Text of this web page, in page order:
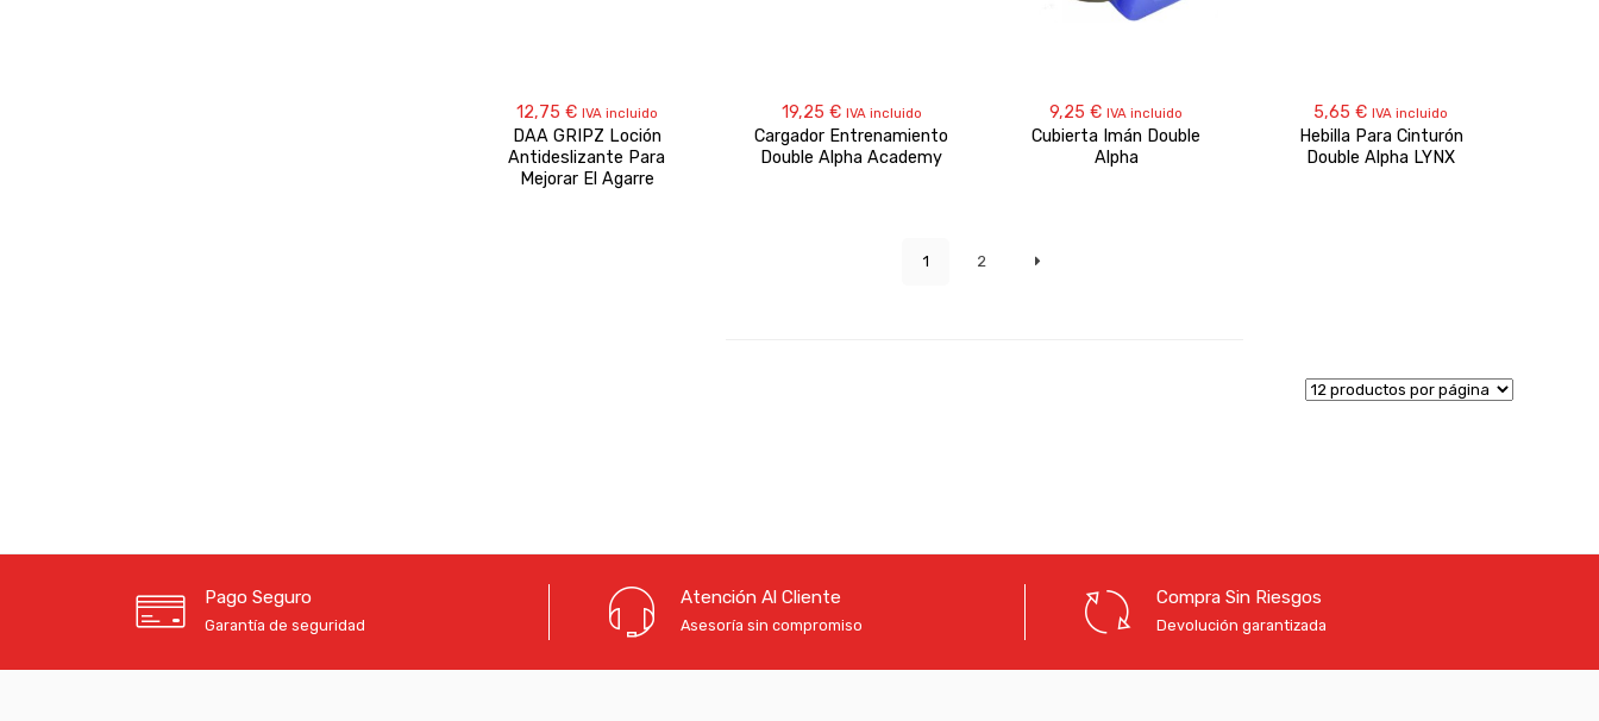
12,75 € IVA incluido
DAA GRIPZ Loción
Antideslizante Para
Mejorar El Agarre
19,25 € IVA incluido
Cargador Entrenamiento
Double Alpha Academy
9,25€ IVA incluido
Cubierta Imán Double
Alpha
5,65€ IVA incluido
Hebilla Para Cinturón
Double Alpha LYNX
1 2
Pago Seguro
Garantía de seguridad
Atención Al Cliente
Asesoría sin compromiso
Compra Sin Riesgos
Devolución garantizada